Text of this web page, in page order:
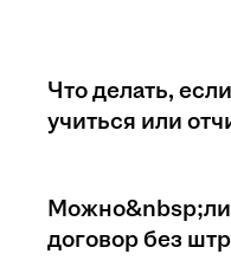
Что делать,
учиться или
этапе учащийся
Перевод на
Можно&nbsp;ли
договор без